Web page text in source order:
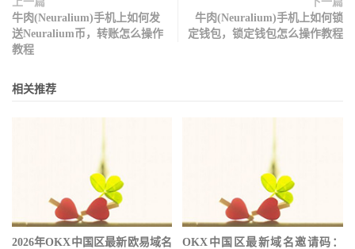
牛肉(Neuralium)手机上如何发
送Neuralium币，转账怎么操作
教程
牛肉(Neuralium)手机上如何锁
定钱包，锁定钱包怎么操作教程
相关推荐
2026年OKX中国区最新欧易域名
OKX中国区最新域名邀请码：